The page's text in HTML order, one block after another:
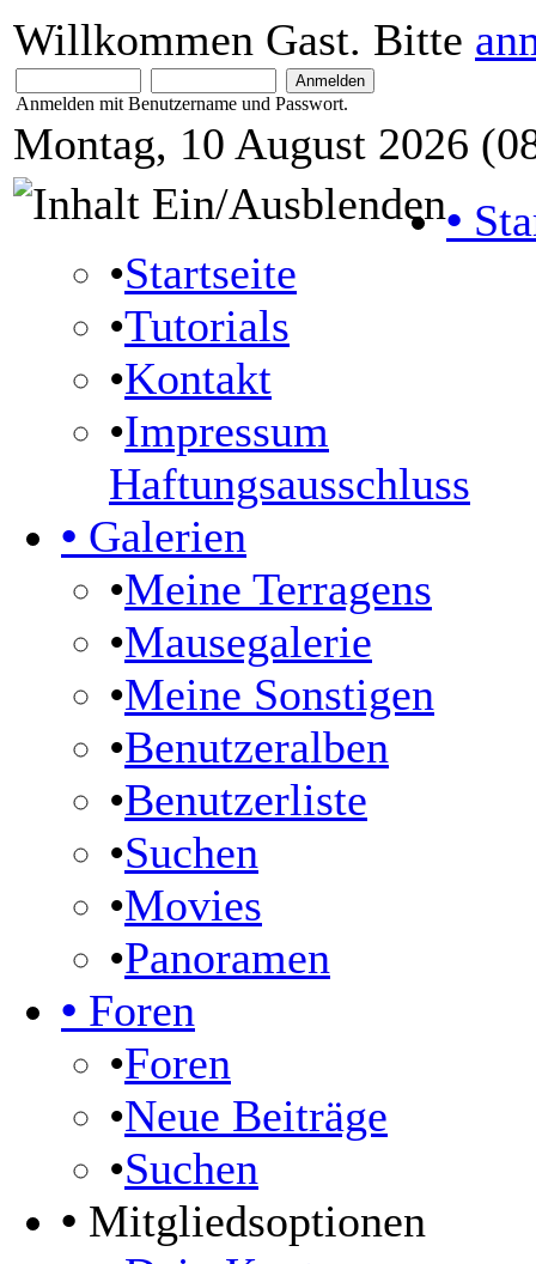
Willkommen Gast. Bitte
Anmelden mit Benutzername und Passwort.
Montag, 10 August 2026
•
•Startseite
•Tutorials
•Kontakt
•Impressum
Haftungsausschluss
• Galerien
•Meine Terragens
•Mausegalerie
•Meine Sonstigen
•Benutzeralben
•Benutzerliste
•Suchen
•Movies
•Panoramen
• Foren
•Foren
•Neue Beiträge
•Suchen
• Mitgliedsoptionen